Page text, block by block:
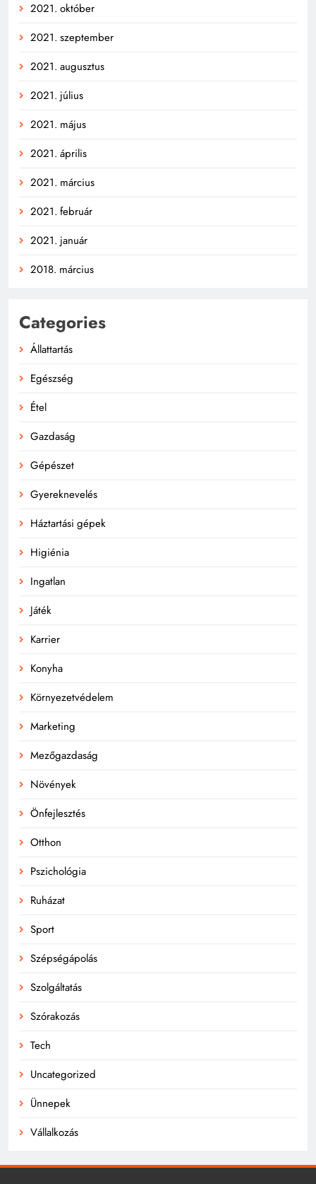
2021. október
2021. szeptember
2021. augusztus
2021. július
2021. május
2021. április
2021. március
2021. február
2021. január
2018. március
Categories
Állattartás
Egészség
Étel
Gazdaság
Gépészet
Gyereknevelés
Háztartási gépek
Higiénia
Ingatlan
Játék
Karrier
Konyha
Környezetvédelem
Marketing
Mezőgazdaság
Növények
Önfejlesztés
Otthon
Pszichológia
Ruházat
Sport
Szépségápolás
Szolgáltatás
Szórakozás
Tech
Uncategorized
Ünnepek
Vállalkozás